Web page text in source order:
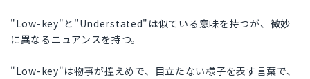
"Low-key"と"Understated"は似ている意味を持つが、微妙
に異なるニュアンスを持つ。
"Low-key"は物事が控えめで、目立たない様子を表す言葉で、